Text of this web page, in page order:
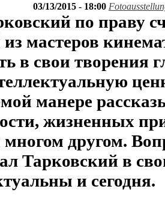
03/13/2015 - 18:00
по праву
мастеров
в свои творения
манере
жизненных
многом другом.
Тарковский в
и сегодня.